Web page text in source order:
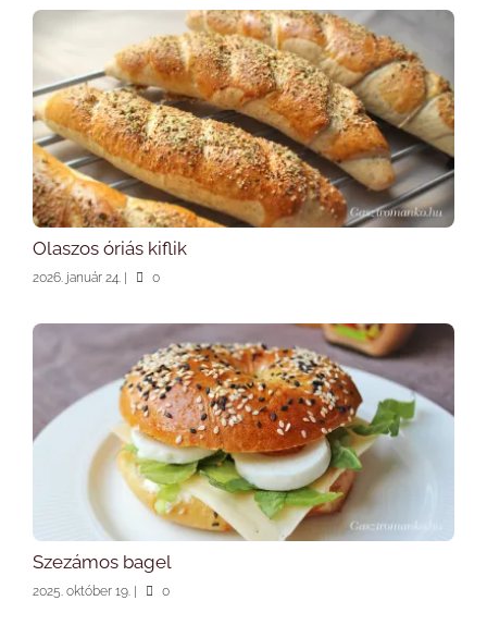
Olaszos óriás kiflik
2026. január 24. 0
Szezámos bagel
2025. október 19. 0